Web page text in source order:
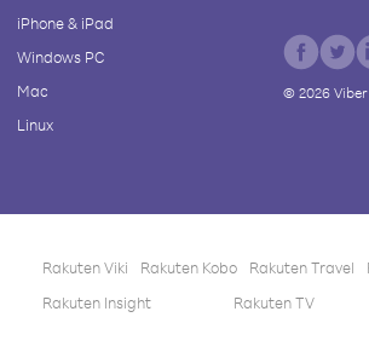
iPhone & iPad
Windows PC
Mac
Linux
© 2026Viber
Rakuten Viki Rakuten Kobo Rakuten Travel
Rakuten Insight
Rakuten TV